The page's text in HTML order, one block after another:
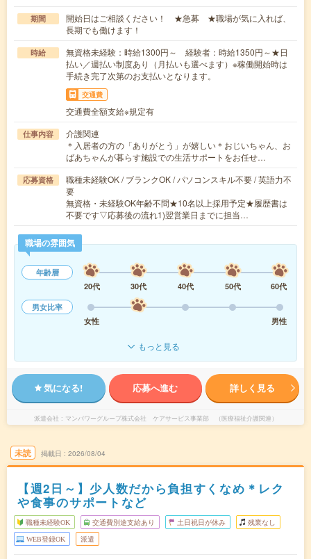
期間
開始日はご相談ください！ ★急募 ★職場が気に入れば、
長期でも働けます！
時給
無資格未経験：時給1300円～ 経験者：時給1350円～★日
払い／週払い制度あり（月払いも選べます）※稼働開始時は
手続き完了次第のお支払いとなります。
交通費
交通費全額支給※規定有
仕事内容
介護関連
＊入居者の方の「ありがとう」が嬉しい＊おじいちゃん、お
ばあちゃんが暮らす施設での生活サポートをお任せ…
応募資格
職種未経験OK / ブランクOK / パソコンスキル不要 / 英語力不
要
無資格・未経験OK年齢不問★10名以上採用予定★履歴書は
不要です▽応募後の流れ1)翌営業日までに担当…
職場の雰囲気
年齢層
20代
30代 40代 50代
60代
男女比率
女性
男性
もっと見る
気になる! 応募へ進む 詳しく見る
派遣会社 マンパワーグループ株式会社 ケアサービス事業部 （医療福祉介護関連）
未読 掲載日 2026/08/04
【週2日～】少人数だから負担すくなめ＊レク
や食事のサポートなど
職種未経験OK 交通費別途支給あり 土日祝日が休み 残業なし
WEB登録OK 派遣